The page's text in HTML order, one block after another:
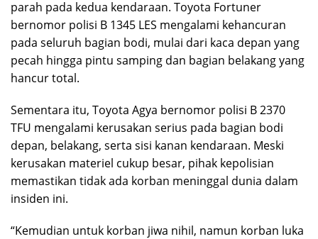
parah pada kedua kendaraan. Toyota Fortuner
bernomor polisi B 1345 LES mengalami kehancuran
pada seluruh bagian bodi, mulai dari kaca depan yang
pecah hingga pintu samping dan bagian belakang yang
hancur total.
Sementara itu, Toyota Agya bernomor polisi B 2370
TFU mengalami kerusakan serius pada bagian bodi
depan, belakang, serta sisi kanan kendaraan. Meski
kerusakan materiel cukup besar, pihak kepolisian
memastikan tidak ada korban meninggal dunia dalam
insiden ini.
“Kemudian untuk korban jiwa nihil, namun korban luka